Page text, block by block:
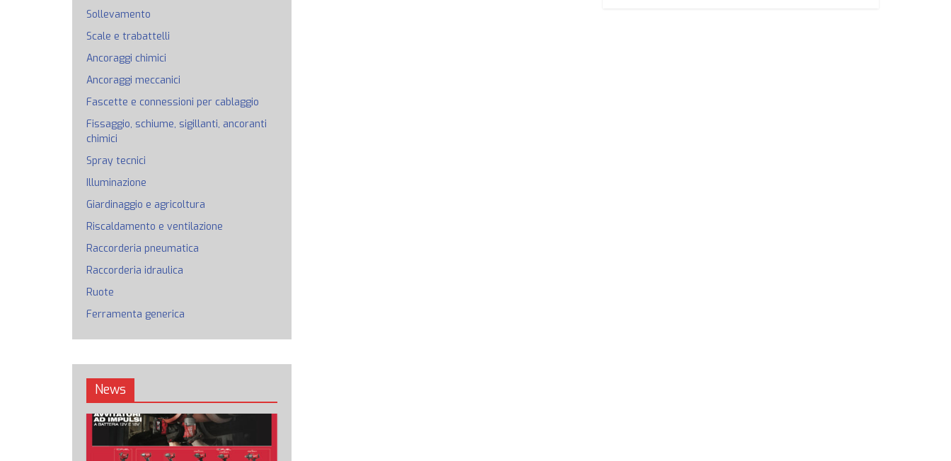
Sollevamento
Scale e trabattelli
Ancoraggi chimici
Ancoraggi meccanici
Fascette e connessioni per cablaggio
Fissaggio, schiume, sigillanti, ancoranti
chimici
Spray tecnici
Illuminazione
Giardinaggio e agricoltura
Riscaldamento e ventilazione
Raccorderia pneumatica
Raccorderia idraulica
Ruote
Ferramenta generica
News